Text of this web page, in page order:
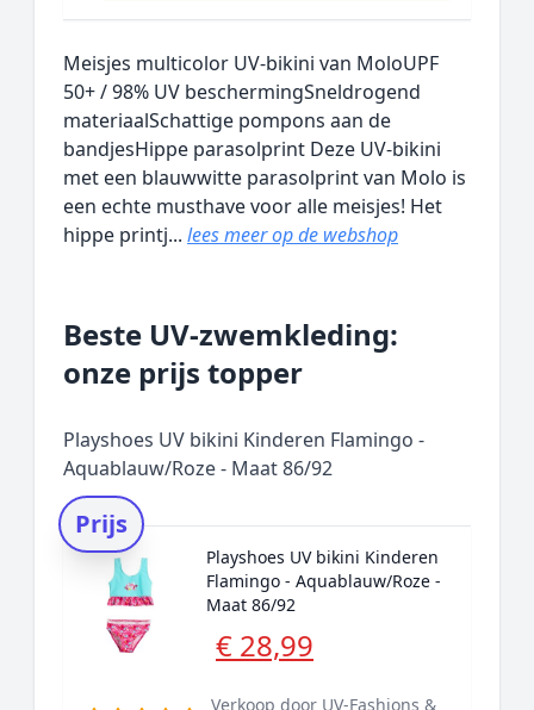
Meisjes multicolor UV-bikini van MoloUPF
50+ / 98% UV beschermingSneldrogend
materiaalSchattige pompons aan de
bandjesHippe parasolprint Deze UV-bikini
met een blauwwitte parasolprint van Molo is
een echte musthave voor alle meisjes! Het
hippe printj... lees meer op de webshop
Beste UV-zwemkleding:
onze prijs topper
Playshoes UV bikini Kinderen Flamingo -
Aquablauw/Roze - Maat 86/92
Prijs
Playshoes UV bikini Kinderen
Flamingo - Aquablauw/Roze -
Maat 86/92
€ 28,99
Verkoop door UV-Fashions &